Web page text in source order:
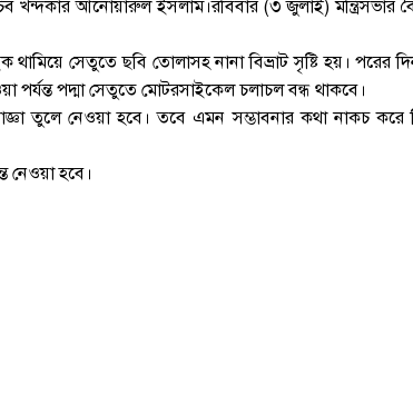
খন্দকার আনোয়ারুল ইসলাম।রবিবার (৩ জুলাই) মন্ত্রিসভার
সেতুতে ছবি তোলাসহ নানা বিভ্রাট সৃষ্টি হয়। পরের
পদ্মা সেতুতে মোটরসাইকেল চলাচল বন্ধ থাকবে।
তুলে নেওয়া হবে। তবে এমন সম্ভাবনার কথা নাকচ করে
নেওয়া হবে।